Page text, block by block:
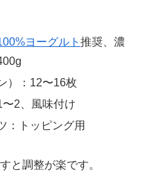
ヨーグルト推奨、濃
）：12〜16枚
〜2、風味付け
：トッピング用
と調整が楽です。